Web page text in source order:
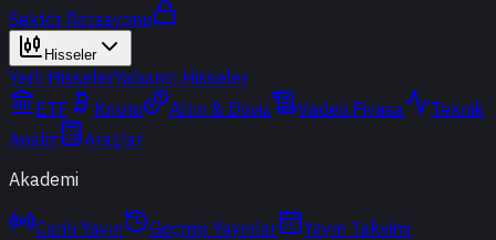
Sektör Rotasyonu
Hisseler
Yerli HisselerYabancı Hisseler
ETF
Kripto Altın & Döviz Vadeli Piyasa
Teknik
Analiz
Araçlar
Akademi
Canlı Yayın Geçmiş Yayınlar
Yayın Takvimi